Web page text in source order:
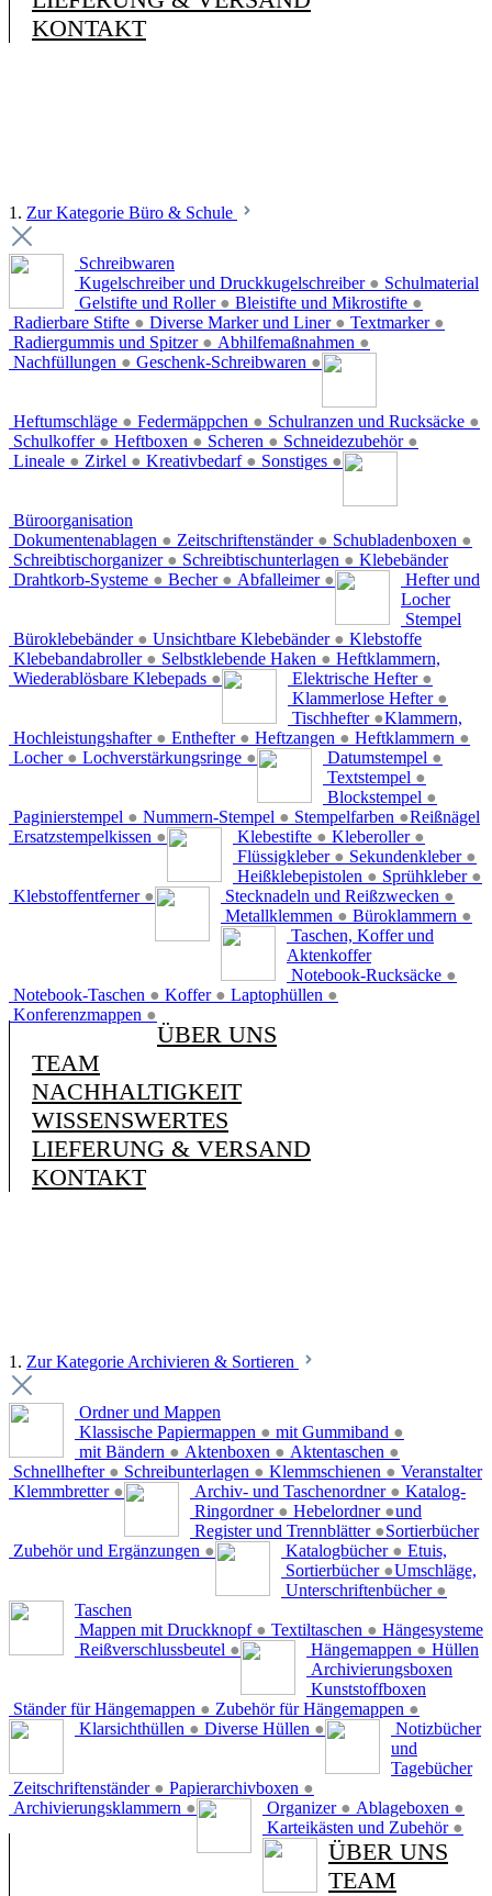
KONTAKT
1. Zur Kategorie Büro & Schule
Schreibwaren
Kugelschreiber und Druckkugelschreiber ●
Gelstifte und Roller ● Bleistifte und Mikrostifte ●
Radierbare Stifte ● Diverse Marker und Liner ● Textmarker ●
Radiergummis und Spitzer ● Abhilfemaßnahmen ●
Nachfüllungen ● Geschenk-Schreibwaren ●
Schulmaterial
Heftumschläge ● Federmäppchen ● Schulranzen und Rucksäcke ●
Schulkoffer ● Heftboxen ● Scheren ● Schneidezubehör ●
Lineale ● Zirkel ● Kreativbedarf ● Sonstiges ●
Büroorganisation
Dokumentenablagen ● Zeitschriftenständer ● Schubladenboxen ●
Schreibtischorganizer ● Schreibtischunterlagen ●
Drahtkorb-Systeme ● Becher ● Abfalleimer ●
Klebebänder
Büroklebebänder ● Unsichtbare Klebebänder ●
Klebebandabroller ● Selbstklebende Haken ●
Wiederablösbare Klebepads ●
Hefter und
Locher
Elektrische Hefter ●
Klammerlose Hefter ●
Tischhefter ●
Hochleistungshafter ● Enthefter ● Heftzangen ● Heftklammern ●
Locher ● Lochverstärkungsringe ●
Stempel
Datumstempel ●
Textstempel ●
Blockstempel ●
Paginierstempel ● Nummern-Stempel ● Stempelfarben ●
Ersatzstempelkissen ●
Klebstoffe
Klebestifte ● Kleberoller ●
Flüssigkleber ● Sekundenkleber ●
Heißklebepistolen ● Sprühkleber ●
Klebstoffentferner ●
Heftklammern,
Klammern,
Reißnägel
Stecknadeln und Reißzwecken ●
Metallklemmen ● Büroklammern ●
Taschen, Koffer und
Aktenkoffer
Notebook-Rucksäcke ●
Notebook-Taschen ● Koffer ● Laptophüllen ●
Konferenzmappen ●
ÜBER UNS
TEAM
NACHHALTIGKEIT
WISSENSWERTES
LIEFERUNG & VERSAND
KONTAKT
1. Zur Kategorie Archivieren & Sortieren
Ordner und Mappen
Klassische Papiermappen ● mit Gummiband ●
mit Bändern ● Aktenboxen ● Aktentaschen ●
Schnellhefter ● Schreibunterlagen ● Klemmschienen ●
Klemmbretter ●
Veranstalter
Archiv- und Taschenordner ●
Ringordner ● Hebelordner ●
Register und Trennblätter ●
Zubehör und Ergänzungen ●
Katalog-
und
Sortierbücher
Katalogbücher ●
Sortierbücher ●
Unterschriftenbücher ●
Etuis,
Umschläge,
Taschen
Mappen mit Druckknopf ● Textiltaschen ●
Reißverschlussbeutel ●
Hängesysteme
Hängemappen ●
Ständer für Hängemappen ● Zubehör für Hängemappen ●
Hüllen
Klarsichthüllen ● Diverse Hüllen ●
Archivierungsboxen
Zeitschriftenständer ● Papierarchivboxen ●
Archivierungsklammern ●
Kunststoffboxen
Organizer ● Ablageboxen ●
Karteikästen und Zubehör ●
Notizbücher
und
Tagebücher
ÜBER UNS
TEAM